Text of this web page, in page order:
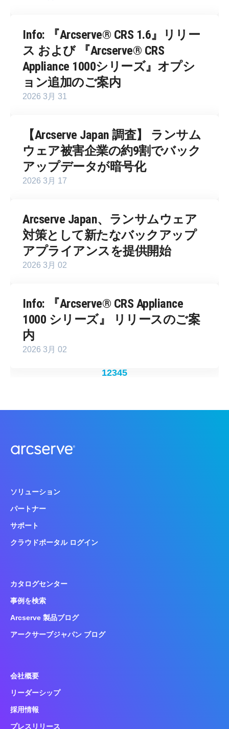
Info: 『Arcserve® CRS 1.6』リリー
ス および 『Arcserve® CRS
Appliance 1000シリーズ』オプシ
ョン追加のご案内
2026 3月 31
【Arcserve Japan 調査】 ランサム
ウェア被害企業の約9割でバック
アップデータが暗号化
2026 3月 17
Arcserve Japan、ランサムウェア
対策として新たなバックアップ
アプライアンスを提供開始
2026 3月 02
Info: 『Arcserve® CRS Appliance
1000 シリーズ』 リリースのご案
内
2026 3月 02
12345
ソリューション
パートナー
サポート
クラウドポータル ログイン
カタログセンター
事例を検索
Arcserve 製品ブログ
アークサーブジャパン ブログ
会社概要
リーダーシップ
採用情報
プレスリリース